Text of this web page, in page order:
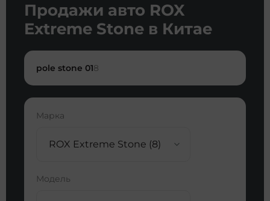
Продажи авто ROX
Extreme Stone в Китае
pole stone 018
Марка
ROX Extreme Stone (8)
Модель